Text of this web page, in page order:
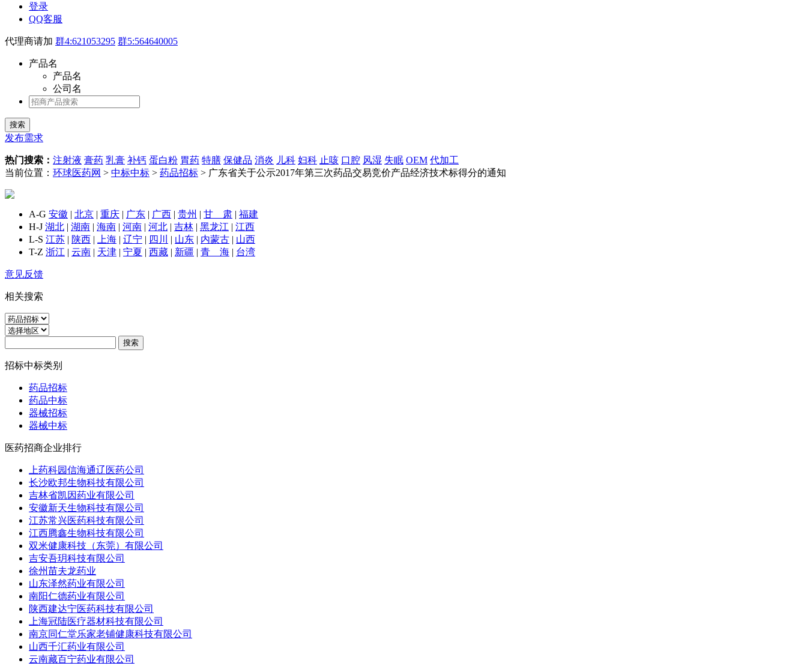
登录
QQ客服
代理商请加 群4:621053295 群5:564640005
产品名
产品名
公司名
发布需求
热门搜索： 注射液 膏药 乳膏 补钙 蛋白粉 胃药 特膳 保健品 消炎 儿科 妇科 止咳 口腔 风湿 失眠 OEM 代加工
当前位置： 环球医药网 > 中标中标 > 药品招标 > 广东省关于公示2017年第三次药品交易竞价产品经济技术标得分的通知
A-G 安徽 | 北京 | 重庆 | 广东 | 广西 | 贵州 | 甘 肃 | 福建
H-J 湖北 | 湖南 | 海南 | 河南 | 河北 | 吉林 | 黑龙江 | 江西
L-S 江苏 | 陕西 | 上海 | 辽宁 | 四川 | 山东 | 内蒙古 | 山西
T-Z 浙江 | 云南 | 天津 | 宁夏 | 西藏 | 新疆 | 青 海 | 台湾
意见反馈
相关搜索
招标中标类别
药品招标
药品中标
器械招标
器械中标
医药招商企业排行
上药科园信海通辽医药公司
长沙欧邦生物科技有限公司
吉林省凯因药业有限公司
安徽新天生物科技有限公司
江苏常兴医药科技有限公司
江西腾鑫生物科技有限公司
双米健康科技（东莞）有限公司
吉安吾玥科技有限公司
徐州苗夫龙药业
山东泽然药业有限公司
南阳仁德药业有限公司
陕西建达宁医药科技有限公司
上海冠陆医疗器材科技有限公司
南京同仁堂乐家老铺健康科技有限公司
山西千汇药业有限公司
云南藏百宁药业有限公司